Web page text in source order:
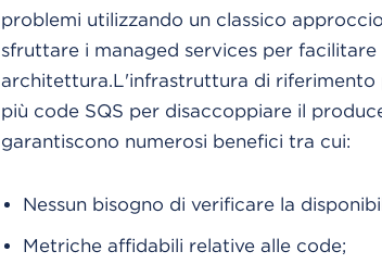
problemi utilizzando un classico
sfruttare i managed services per facilitare
architettura.L'infrastruttura di riferimento
più code SQS per disaccoppiare il
garantiscono numerosi benefici tra cui:
Nessun bisogno di verificare la
Metriche affidabili relative alle code;